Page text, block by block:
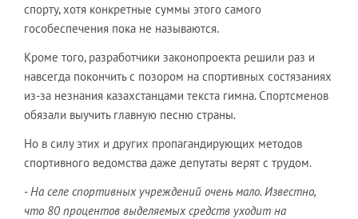
спорту, хотя конкретные суммы этого самого
гособеспечения пока не называются.
Кроме того, разработчики законопроекта решили раз и
навсегда покончить с позором на спортивных состязаниях
из-за незнания казахстанцами текста гимна. Спортсменов
обязали выучить главную песню страны.
Но в силу этих и других пропагандирующих методов
спортивного ведомства даже депутаты верят с трудом.
- На селе спортивных учреждений очень мало. Известно,
что 80 процентов выделяемых средств уходит на